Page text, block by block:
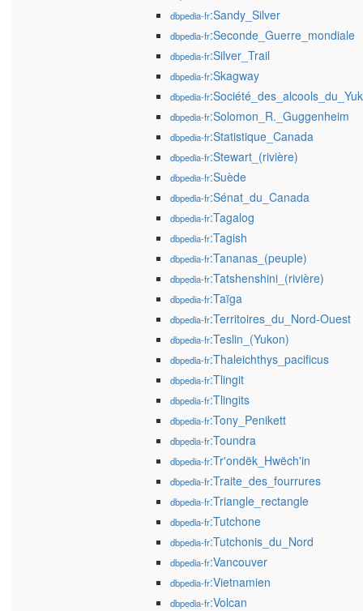
dbpedia-fr:Sandy_Silver
dbpedia-fr:Seconde_Guerre_mondiale
dbpedia-fr:Silver_Trail
dbpedia-fr:Skagway
dbpedia-fr
dbpedia-fr:Solomon_R._Guggenheim
dbpedia-fr:Statistique_Canada
dbpedia-fr:Stewart_(rivière)
dbpedia-fr:Suède
dbpedia-fr:Sénat_du_Canada
dbpedia-fr:Tagalog
dbpedia-fr:Tagish
dbpedia-fr:Tananas_(peuple)
dbpedia-fr:Tatshenshini_(rivière)
dbpedia-fr:Taïga
dbpedia-fr:Territoires_du_Nord-Ouest
dbpedia-fr:Teslin_(Yukon)
dbpedia-fr:Thaleichthys_pacificus
dbpedia-fr:Tlingit
dbpedia-fr:Tlingits
dbpedia-fr:Tony_Penikett
dbpedia-fr:Toundra
dbpedia-fr:Tr'ondëk_Hwëch'in
dbpedia-fr:Traite_des_fourrures
dbpedia-fr:Triangle_rectangle
dbpedia-fr:Tutchone
dbpedia-fr:Tutchonis_du_Nord
dbpedia-fr:Vancouver
dbpedia-fr:Vietnamien
dbpedia-fr:Volcan